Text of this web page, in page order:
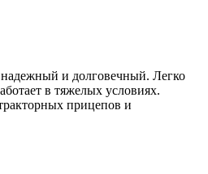
и долговечный. Легко
в тяжелых условиях.
прицепов и